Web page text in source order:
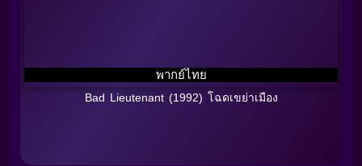
พากย์ไทย
Bad Lieutenant (1992) โฉดเขย่าเมือง